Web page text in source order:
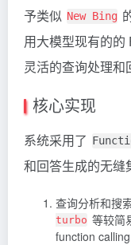
予类似 New Bing
用大模型现有的的
灵活的查询处理和
核心实现
系统采用了
和回答生成的无缝
查询分析和搜
turbo 等较简
function calling